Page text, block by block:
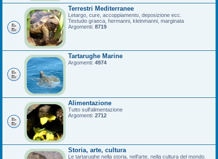
Terrestri Mediterranee
Letargo, cure, accoppiamento, deposizione ecc.
Testudo graeca, hermanni, kleinmanni, marginata
Argomenti: 8719
Tartarughe Marine
Argomenti: 4974
Alimentazione
Tutto sull'alimentazione
Argomenti: 2712
Storia, arte, cultura
Le tartarughe nella storia, nell'arte, nella cultura del mondo.